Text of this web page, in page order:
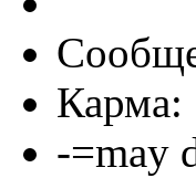
Карма:
-=may